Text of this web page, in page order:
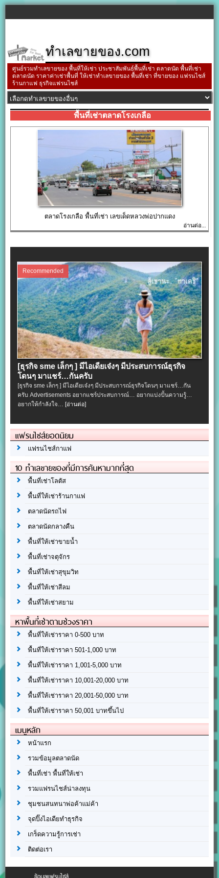
ทำเลขายของ.com
ศูนย์รวมทำเลขายของ พื้นที่ให้เช่า ประชาสัมพันธ์พื้นที่เช่า ตลาดนัด พื้นที่เช่า
ตลาดนัด ราคาค่าเช่าพื้นที่ ให้เช่าทำเลขายของ พื้นที่เช่า ที่ขายของ แฟรนไชส์
ร้านกาแฟ ธุรกิจแฟรนไชส์
พื้นที่เช่าตลาดโรงเกลือ
ตลาดโรงเกลือ พื้นที่เช่า เลขเด็ดหลวงพ่อปากแดง
อ่านต่อ...
Recommended
[ธุรกิจ sme เล็กๆ ] มีไอเดียเจ๋งๆ มีประสบการณ์ธุรกิจ
โดนๆ มาแชร์…กันครับ
[ธุรกิจ sme เล็กๆ ] มีไอเดียเจ๋งๆ มีประสบการณ์ธุรกิจโดนๆ มาแชร์…กัน
ครับ Advertisements อยากแชร์ประสบการณ์… อยากแบ่งปั้นความรู้…
อยากให้กำลังใจ…[อ่านต่อ]
แฟรนไชส์ยอดนิยม
แฟรนไชส์กาแฟ
10 ทำเลขายของที่มีการค้นหามากที่สุด
พื้นที่เช่าโลตัส
พื้นที่ให้เช่าร้านกาแฟ
ตลาดนัดรถไฟ
ตลาดนัดกลางคืน
พื้นที่ให้เช่าขายน้ำ
พื้นที่เช่าจตุจักร
พื้นที่ให้เช่าสุขุมวิท
พื้นที่ให้เช่าสีลม
พื้นที่ให้เช่าสยาม
หาพื้นที่เช่าตามช่วงราคา
พื้นที่ให้เช่าราคา 0-500 บาท
พื้นที่ให้เช่าราคา 501-1,000 บาท
พื้นที่ให้เช่าราคา 1,001-5,000 บาท
พื้นที่ให้เช่าราคา 10,001-20,000 บาท
พื้นที่ให้เช่าราคา 20,001-50,000 บาท
พื้นที่ให้เช่าราคา 50,001 บาทขึ้นไป
เมนูหลัก
หน้าแรก
รวมข้อมูลตลาดนัด
พื้นที่เช่า พื้นที่ให้เช่า
รวมแฟรนไชส์น่าลงทุน
ชุมชนสนทนาพ่อค้าแม่ค้า
จุดปิ๊งไอเดียทำธุรกิจ
เกร็ดความรู้การเช่า
ติดต่อเรา